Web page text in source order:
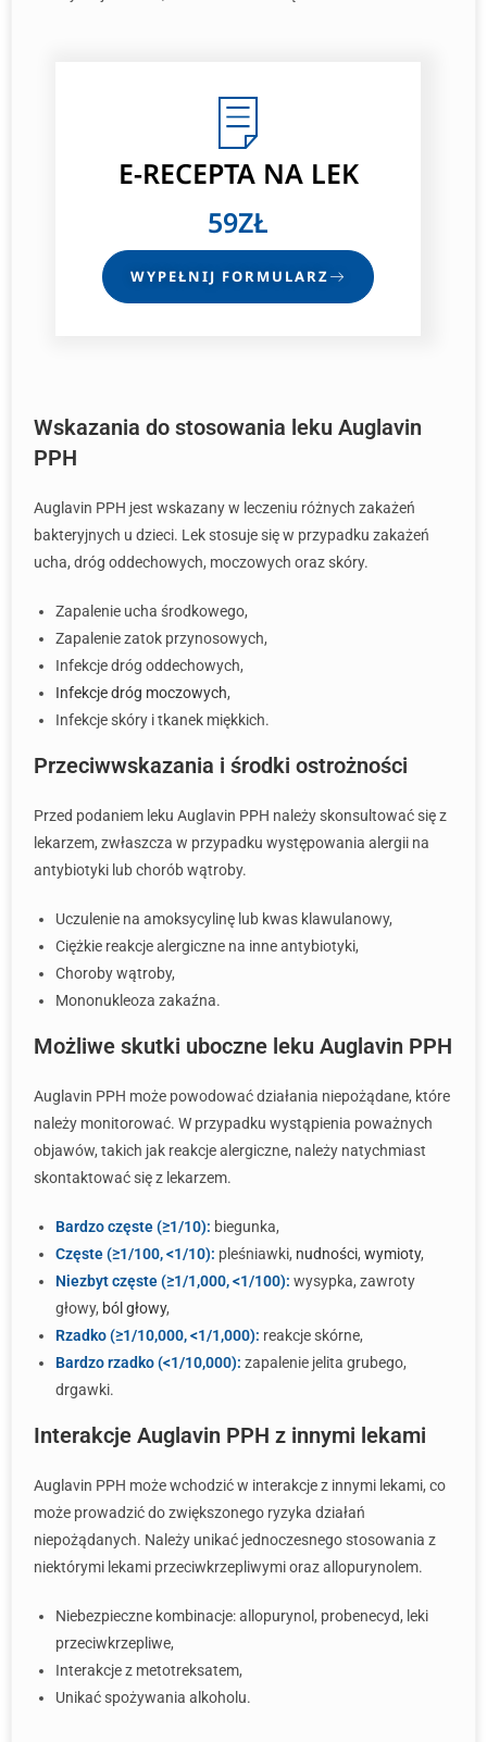
E-RECEPTANA LEK
59ZŁ
WYPEŁNIJ FORMULARZ
Wskazania do stosowania leku Auglavin
PPH
Auglavin PPH jest wskazany w leczeniu różnych zakażeń
bakteryjnych u dzieci. Lek stosuje się w przypadku zakażeń
ucha, dróg oddechowych, moczowych oraz skóry.
Zapalenie ucha środkowego,
Zapalenie zatok przynosowych,
Infekcje dróg oddechowych,
Infekcje dróg moczowych,
Infekcje skóry i tkanek miękkich.
Przeciwwskazania i środki ostrożności
Przed podaniem leku Auglavin PPH należy skonsultować się z
lekarzem, zwłaszcza w przypadku występowania alergii na
antybiotyki lub chorób wątroby.
Uczulenie na amoksycylinę lub kwas klawulanowy,
Ciężkie reakcje alergiczne na inne antybiotyki,
Choroby wątroby,
Mononukleoza zakaźna.
Możliwe skutki uboczne leku Auglavin PPH
Auglavin PPH może powodować działania niepożądane, które
należy monitorować. W przypadku wystąpienia poważnych
objawów, takich jak reakcje alergiczne, należy natychmiast
skontaktować się z lekarzem.
Bardzo częste (≥1/10): biegunka,
Częste (≥1/100, <1/10): pleśniawki, nudności, wymioty,
Niezbyt częste (≥1/1,000, <1/100): wysypka, zawroty
głowy, ból głowy,
Rzadko (≥1/10,000, <1/1,000): reakcje skórne,
Bardzo rzadko (<1/10,000): zapalenie jelita grubego,
drgawki.
Interakcje Auglavin PPH z innymi lekami
Auglavin PPH może wchodzić w interakcje z innymi lekami, co
może prowadzić do zwiększonego ryzyka działań
niepożądanych. Należy unikać jednoczesnego stosowania z
niektórymi lekami przeciwkrzepliwymi oraz allopurynolem.
Niebezpieczne kombinacje: allopurynol, probenecyd, leki
przeciwkrzepliwe,
Interakcje z metotreksatem,
Unikać spożywania alkoholu.